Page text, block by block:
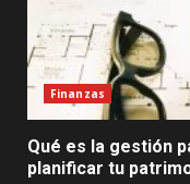
Finanzas
Qué es la gestión
planificar tu